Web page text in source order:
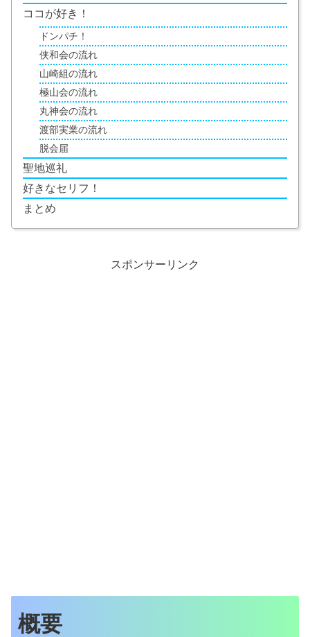
ココが好き！
ドンパチ！
侠和会の流れ
山崎組の流れ
極山会の流れ
丸神会の流れ
渡部実業の流れ
脱会届
聖地巡礼
好きなセリフ！
まとめ
スポンサーリンク
概要